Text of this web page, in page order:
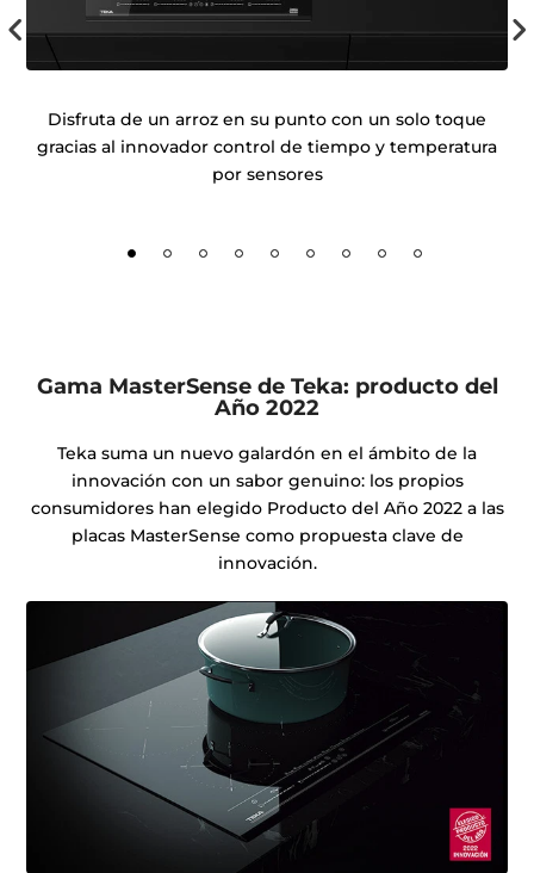
Disfruta de un arroz en su punto con un solo toque
gracias al innovador control de tiempo y temperatura
por sensores
Gama MasterSense de Teka: producto del
Año 2022
Teka suma un nuevo galardón en el ámbito de la
innovación con un sabor genuino: los propios
consumidores han elegido Producto del Año 2022 a las
placas MasterSense como propuesta clave de
innovación.